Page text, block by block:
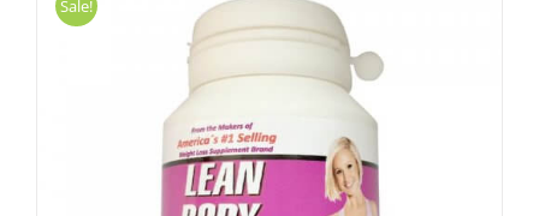
Sale!